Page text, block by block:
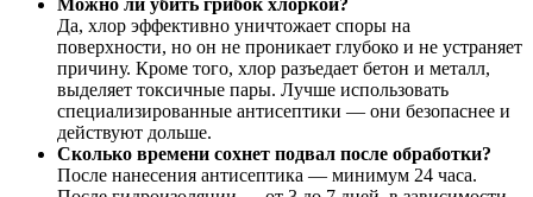
Можно ли убить грибок хлоркой?
Да, хлор эффективно уничтожает споры на
поверхности, но он не проникает глубоко и не устраняет
причину. Кроме того, хлор разъедает бетон и металл,
выделяет токсичные пары. Лучше использовать
специализированные антисептики — они безопаснее и
действуют дольше.
Сколько времени сохнет подвал после обработки?
После нанесения антисептика — минимум 24 часа.